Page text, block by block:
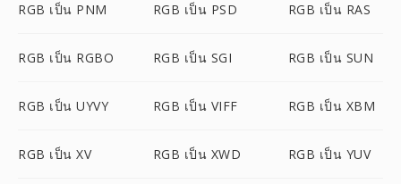
RGB เป็น PNM RGB เป็น PSD RGB เป็น RAS
RGB เป็น RGBO RGB เป็น SGI RGB เป็น SUN
RGB เป็น UYVY RGB เป็น VIFF RGB เป็น XBM
RGB เป็น XV RGB เป็น XWD RGB เป็น YUV